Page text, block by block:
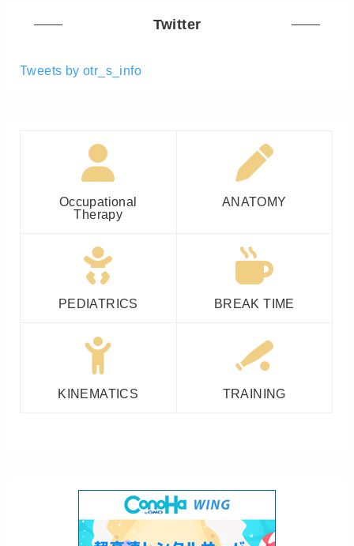
Twitter
Tweets by otr_s_info
Occupational
Therapy
ANATOMY
PEDIATRICS BREAK TIME
KINEMATICS TRAINING